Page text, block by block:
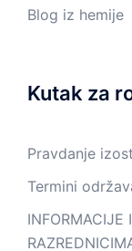
Blog iz hemije
Kutak za
Pravdanje
Termini
INFORMACIJE